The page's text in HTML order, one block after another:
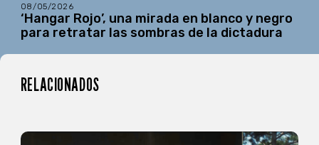
08/05/2026
‘Hangar Rojo’, una mirada en blanco y negro
para retratar las sombras de la dictadura
RELACIONADOS